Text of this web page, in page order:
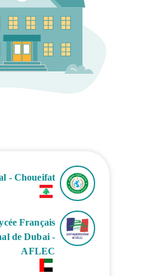
- Choueifat
Français
de Dubai -
AFLEC